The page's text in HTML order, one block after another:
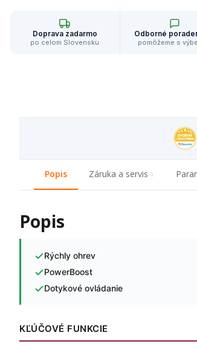
Doprava zadarmo
po celom Slovensku
Odborné
pomôžeme s
Popis Záruka a servis
Popis
Rýchly ohrev
PowerBoost
Dotykové ovládanie
KĽÚČOVÉ FUNKCIE